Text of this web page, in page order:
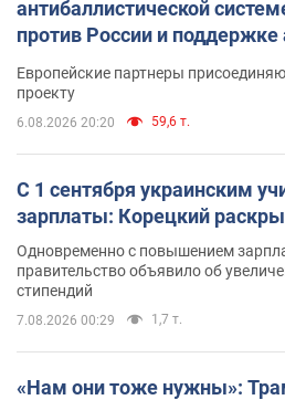
антибаллистической
против России и поддержке
Европейские партнеры
проекту
6.08.2026 20:20 59,6 т.
С 1 сентября украинским
зарплаты: Корецкий
Одновременно с повышением
правительство объявило об
стипендий
7.08.2026 00:29 1,7 т.
«Нам они тоже нужны»: